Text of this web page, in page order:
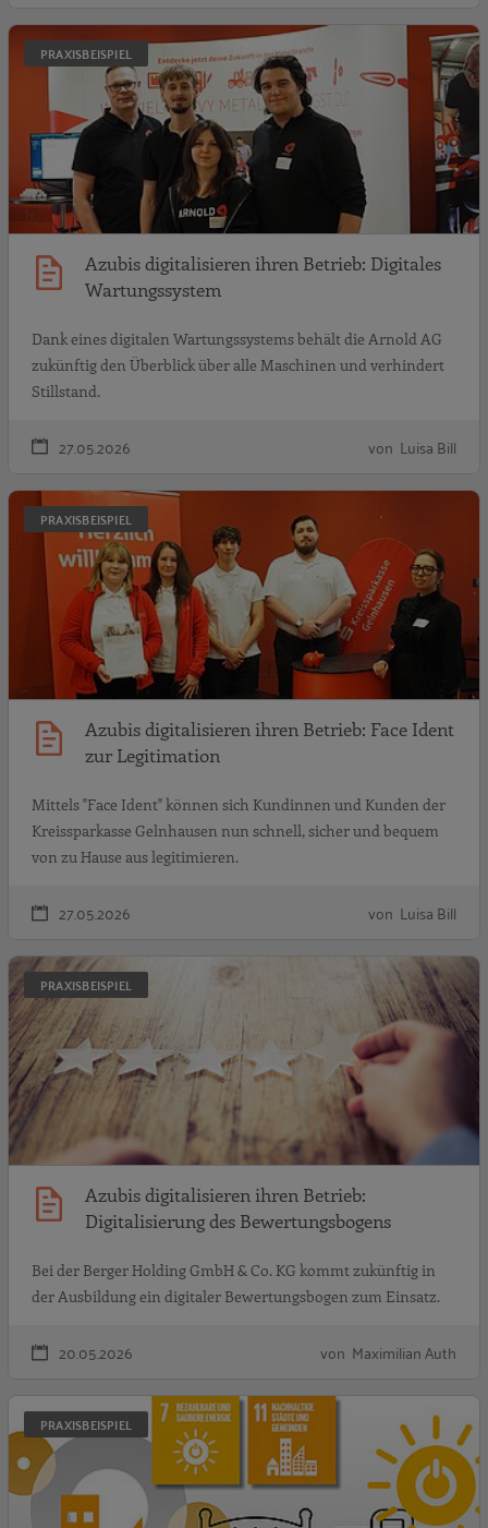
PRAXISBEISPIEL
Azubis digitalisieren ihren Betrieb: Digitales
Wartungssystem
Dank eines digitalen Wartungssystems behält die Arnold AG
zukünftig den Überblick über alle Maschinen und verhindert
Stillstand.
27.05.2026 von Luisa Bill
PRAXISBEISPIEL
Azubis digitalisieren ihren Betrieb: Face Ident
zur Legitimation
Mittels "Face Ident" können sich Kundinnen und Kunden der
Kreissparkasse Gelnhausen nun schnell, sicher und bequem
von zu Hause aus legitimieren.
27.05.2026 von Luisa Bill
PRAXISBEISPIEL
Azubis digitalisieren ihren Betrieb:
Digitalisierung des Bewertungsbogens
Bei der Berger Holding GmbH & Co. KG kommt zukünftig in
der Ausbildung ein digitaler Bewertungsbogen zum Einsatz.
20.05.2026 von Maximilian Auth
PRAXISBEISPIEL